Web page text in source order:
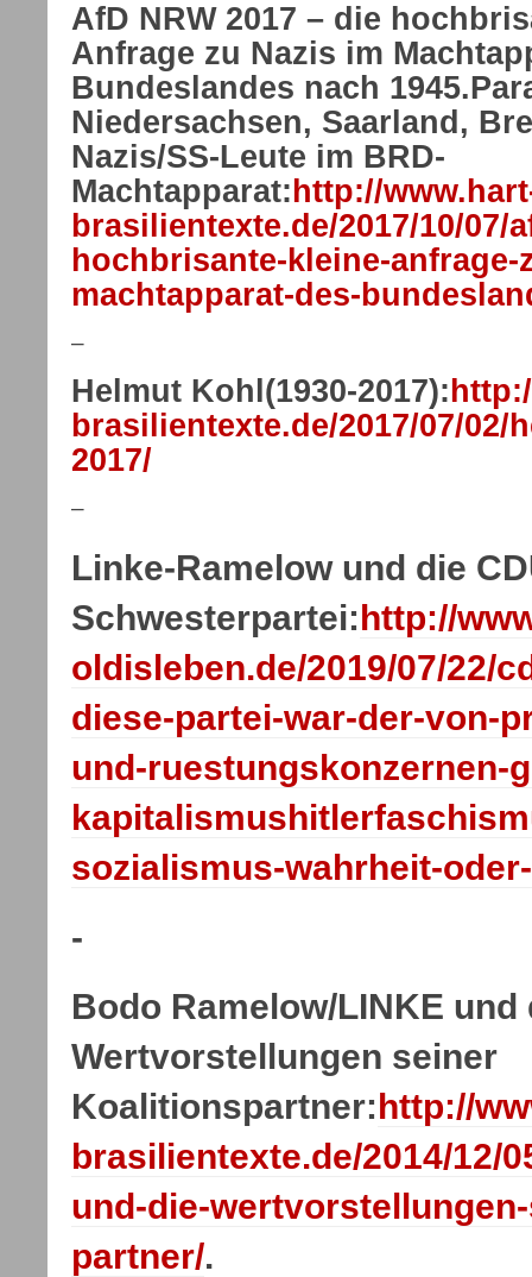
AfD NRW 2017 – die
Anfrage zu Nazis im
Bundeslandes nach
Niedersachsen, Saarland,
Nazis/SS-Leute im BRD-
Machtapparat: http://
brasilientexte.de/2017/10/07/
hochbrisante-kleine-anfrage-
machtapparat-des-
–
Helmut Kohl(1930-2017):
brasilientexte.de/2017/07/02/
2017/
–
Linke-Ramelow und die
Schwesterpartei: http://
oldisleben.de/2019/07/22/
diese-partei-war-der-von-
und-ruestungskonzernen-
sozialismus-wahrheit-
-
Bodo Ramelow/LINKE und
Wertvorstellungen seiner
Koalitionspartner:http://
brasilientexte.de/2014/12/
und-die-
partner/.